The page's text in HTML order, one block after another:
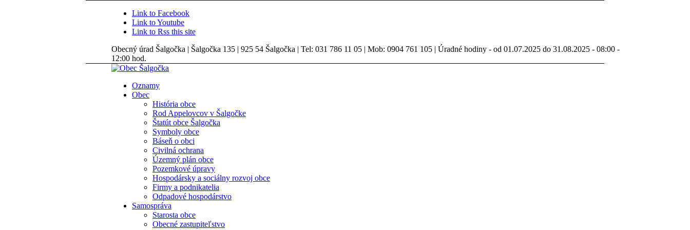
Link to Facebook
Link to Youtube
Link to Rss this site
Obecný úrad Šalgočka | Šalgočka 135 | 925 54 Šalgočka | Tel: 031 786 11 05 | Mob: 0904 761 105 | Úradné hodiny - od 01.07.2025 do 31.08.2025 - 08:00 -
12:00 hod.
Oznamy
Obec
História obce
Rod Appelovcov v Šalgočke
Štatút obce Šalgočka
Symboly obce
Báseň o obci
Civilná ochrana
Územný plán obce
Pozemkové úpravy
Hospodársky a sociálny rozvoj obce
Firmy a podnikatelia
Odpadové hospodárstvo
Samospráva
Starosta obce
Obecné zastupiteľstvo